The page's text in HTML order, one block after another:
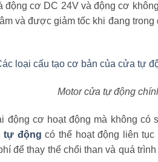
động cơ DC 24V và động cơ
và được giảm tốc khi đang
Motor cửa tự động
động cơ hoạt động mà không có
tự động có thể hoạt động liên
để thay thế chổi than và quá